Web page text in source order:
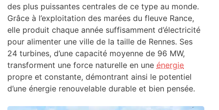
des plus puissantes centrales de ce type au monde.
Grâce à l’exploitation des marées du fleuve Rance,
elle produit chaque année suffisamment d’électricité
pour alimenter une ville de la taille de Rennes. Ses
24 turbines, d’une capacité moyenne de 96 MW,
transforment une force naturelle en une énergie
propre et constante, démontrant ainsi le potentiel
d’une énergie renouvelable durable et bien pensée.